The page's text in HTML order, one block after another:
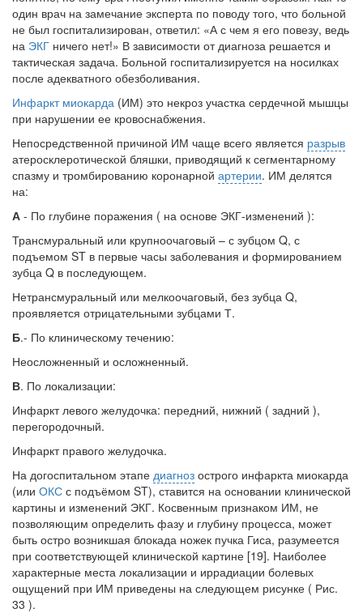
один врач на замечание эксперта по поводу того, что больной
не был госпитализирован, ответил: «А с чем я его повезу, ведь
на ЭКГ ничего нет!» В зависимости от диагноза решается и
тактическая задача. Больной госпитализируется на носилках
после адекватного обезболивания.
Инфаркт миокарда (ИМ) это некроз участка сердечной мышцы
при нарушении ее кровоснабжения.
Непосредственной причиной ИМ чаще всего является разрыв
атеросклеротической бляшки, приводящий к сегментарному
спазму и тромбированию коронарной артерии. ИМ делятся
на:
А - По глубине поражения ( на основе ЭКГ-изменений ):
Трансмуральный или крупноочаговый – с зубцом Q, с
подъемом ST в первые часы заболевания и формированием
зубца Q в последующем.
Нетрансмуральный или мелкоочаговый, без зубца Q,
проявляется отрицательными зубцами Т.
Б.- По клиническому течению:
Неосложненный и осложненный.
В. По локализации:
Инфаркт левого желудочка: передний, нижний ( задний ),
перегородочный.
Инфаркт правого желудочка.
На догоспитальном этапе диагноз острого инфаркта миокарда
(или ОКС с подъёмом ST), ставится на основании клинической
картины и изменений ЭКГ. Косвенным признаком ИМ, не
позволяющим определить фазу и глубину процесса, может
быть остро возникшая блокада ножек пучка Гиса, разумеется
при соответствующей клинической картине [19]. Наиболее
характерные места локализации и иррадиации болевых
ощущений при ИМ приведены на следующем рисунке ( Рис.
33 ).